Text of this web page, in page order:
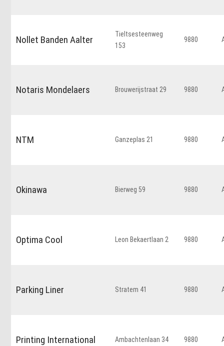
Nollet Banden Aalter
Tieltsesteenweg
153
9880
Notaris Mondelaers Brouwerijstraat 29 9880
NTM Ganzeplas 21 9880
Okinawa Bierweg 59 9880
Optima Cool Leon Bekaertlaan 2 9880
Parking Liner Stratem 41 9880
Printing International Ambachtenlaan 34 9880